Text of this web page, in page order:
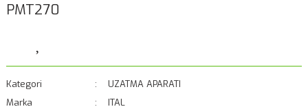
PMT270
Kategori
UZATMA APARATI
Marka
ITAL